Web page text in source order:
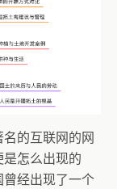
的互联网的网
怎么出现的
经出现了一个